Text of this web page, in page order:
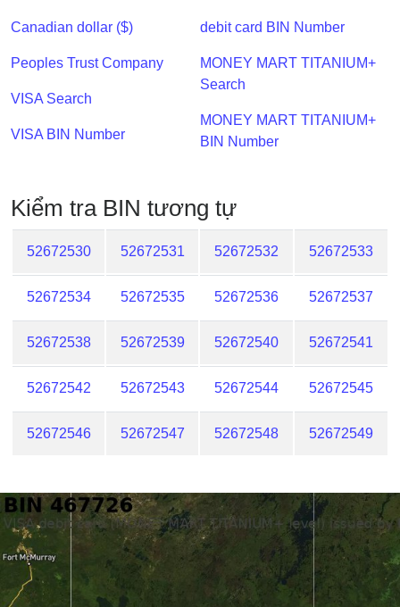
Canadian dollar ($)
Peoples Trust Company
VISA Search
VISA BIN Number
debit card BIN Number
MONEY MART TITANIUM+
Search
MONEY MART TITANIUM+
BIN Number
Kiểm tra BIN tương tự
52672530 52672531 52672532 52672533
52672534 52672535 52672536 52672537
52672538 52672539 52672540 52672541
52672542 52672543 52672544 52672545
52672546 52672547 52672548 52672549